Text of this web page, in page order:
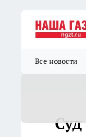
Все новости